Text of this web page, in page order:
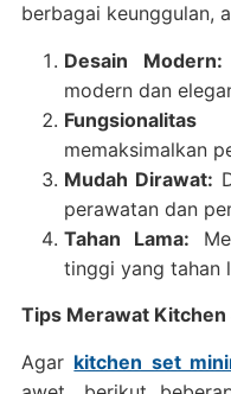
berbagai keunggulan,
Desain Modern:
modern dan
Fungsionalitas
memaksimalkan
Mudah Dirawat:
perawatan dan
Tahan Lama:
tinggi yang tahan
Tips Merawat Kitchen
Agar kitchen set